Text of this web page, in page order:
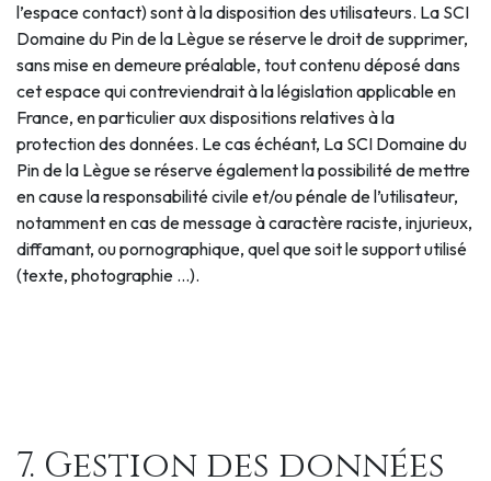
l’espace contact) sont à la disposition des utilisateurs. La SCI
Domaine du Pin de la Lègue se réserve le droit de supprimer,
sans mise en demeure préalable, tout contenu déposé dans
cet espace qui contreviendrait à la législation applicable en
France, en particulier aux dispositions relatives à la
protection des données. Le cas échéant, La SCI Domaine du
Pin de la Lègue se réserve également la possibilité de mettre
en cause la responsabilité civile et/ou pénale de l’utilisateur,
notamment en cas de message à caractère raciste, injurieux,
diffamant, ou pornographique, quel que soit le support utilisé
(texte, photographie …).
7. Gestion des données